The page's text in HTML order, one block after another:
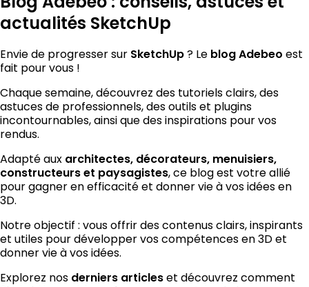
actualités SketchUp
Envie de progresser sur SketchUp? Le blog Adebeo est
fait pour vous !
Chaque semaine, découvrez des tutoriels clairs, des
astuces de professionnels, des outils et plugins
incontournables, ainsi que des inspirations pour vos
rendus.
Adapté aux architectes, décorateurs, menuisiers,
constructeurs et paysagistes, ce blog est votre allié
pour gagner en efficacité et donner vie à vos idées en
3D.
Notre objectif : vous offrir des contenus clairs, inspirants
et utiles pour développer vos compétences en 3D et
donner vie à vos idées.
Explorez nos derniers articleset découvrez comment